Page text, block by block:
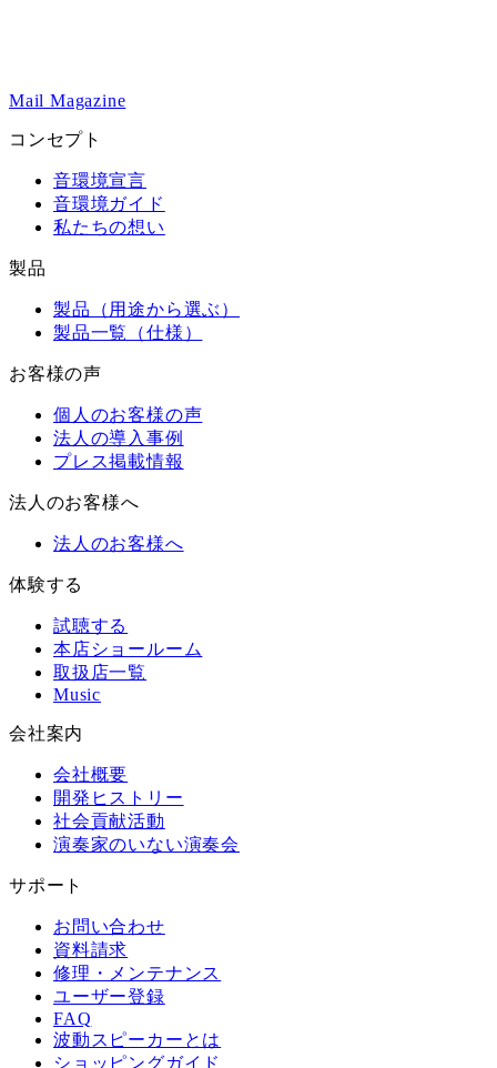
Mail Magazine
コンセプト
音環境宣言
音環境ガイド
私たちの想い
製品
製品（用途から選ぶ）
製品一覧（仕様）
お客様の声
個人のお客様の声
法人の導入事例
プレス掲載情報
法人のお客様へ
法人のお客様へ
体験する
試聴する
本店ショールーム
取扱店一覧
Music
会社案内
会社概要
開発ヒストリー
社会貢献活動
演奏家のいない演奏会
サポート
お問い合わせ
資料請求
修理・メンテナンス
ユーザー登録
FAQ
波動スピーカーとは
ショッピングガイド